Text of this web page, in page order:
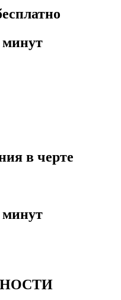
минут
в черте
минут